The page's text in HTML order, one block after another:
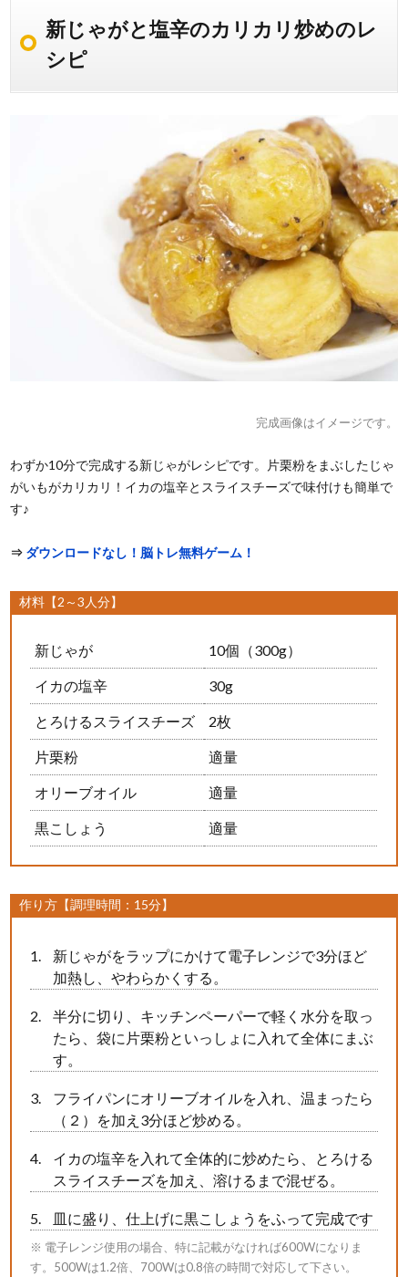
新じゃがと塩辛のカリカリ炒めのレ
シピ
完成画像はイメージです。
わずか10分で完成する新じゃがレシピです。片栗粉をまぶしたじゃ
がいもがカリカリ！イカの塩辛とスライスチーズで味付けも簡単で
す♪
⇒ ダウンロードなし！脳トレ無料ゲーム！
材料【2～3人分】
新じゃが 10個（300g）
イカの塩辛 30g
とろけるスライスチーズ 2枚
片栗粉 適量
オリーブオイル 適量
黒こしょう 適量
作り方【調理時間：15分】
新じゃがをラップにかけて電子レンジで3分ほど
加熱し、やわらかくする。
半分に切り、キッチンペーパーで軽く水分を取っ
たら、袋に片栗粉といっしょに入れて全体にまぶ
す。
フライパンにオリーブオイルを入れ、温まったら
（２）を加え3分ほど炒める。
イカの塩辛を入れて全体的に炒めたら、とろける
スライスチーズを加え、溶けるまで混ぜる。
皿に盛り、仕上げに黒こしょうをふって完成です
※ 電子レンジ使用の場合、特に記載がなければ600Wになりま
す。500Wは1.2倍、700Wは0.8倍の時間で対応して下さい。